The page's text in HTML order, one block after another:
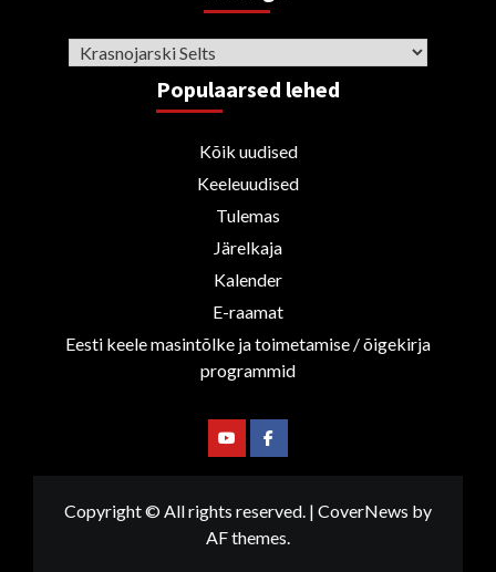
Rubriigid
Populaarsed lehed
Kõik uudised
Keeleuudised
Tulemas
Järelkaja
Kalender
E-raamat
Eesti keele masintõlke ja toimetamise / õigekirja
programmid
YoutubeFacebook
Copyright © All rights reserved. | CoverNews by
AF themes.